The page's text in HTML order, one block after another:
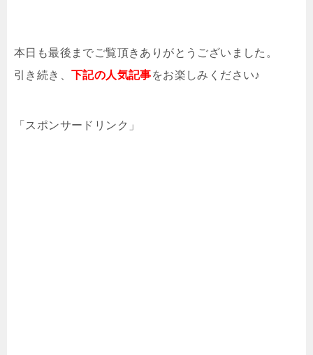
本日も最後までご覧頂きありがとうございました。
引き続き、 下記の人気記事をお楽しみください♪
「スポンサードリンク」